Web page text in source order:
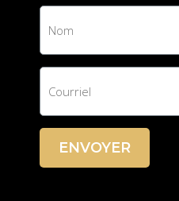
ENVOYER